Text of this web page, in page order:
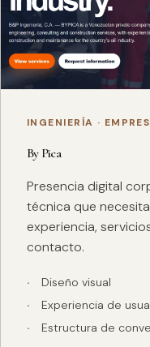
INGENIERÍA ·
By Pica
Presencia digital
técnica que
experiencia,
contacto.
Diseño visual
Experiencia de
Estructura de